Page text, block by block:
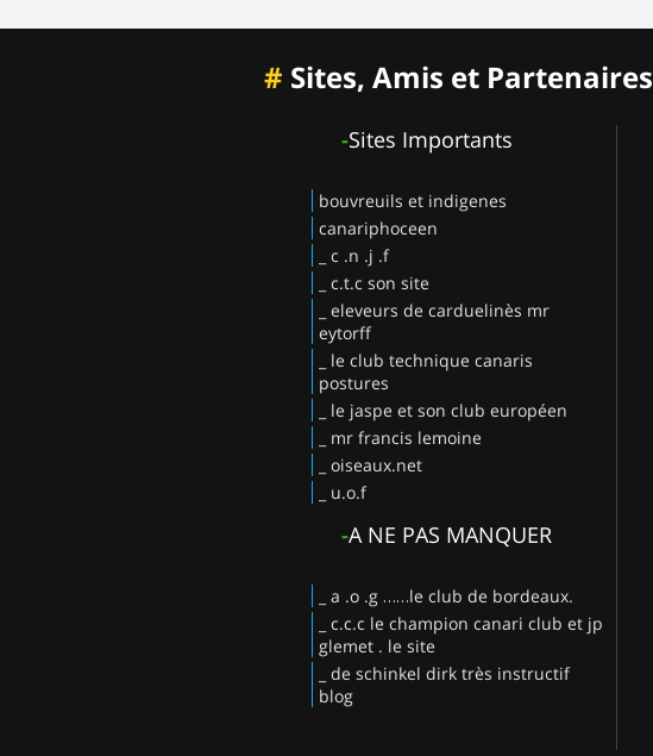
# Sites, Amis et Partenaires
-Sites Importants
bouvreuils et indigenes
canariphoceen
_ c .n .j .f
_ c.t.c son site
_ eleveurs de carduelinès mr
eytorff
_ le club technique canaris
postures
_ le jaspe et son club européen
_ mr francis lemoine
_ oiseaux.net
_ u.o.f
-A NE PAS MANQUER
_ a .o .g ……le club de bordeaux.
_ c.c.c le champion canari club et jp
glemet . le site
_ de schinkel dirk très instructif
blog